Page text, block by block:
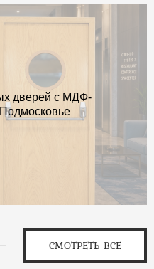
дверей с МДФ-
СМОТРЕТЬ ВСЕ